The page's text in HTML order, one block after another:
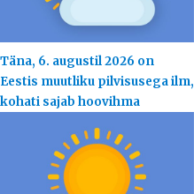
Täna, 6. augustil 2026 on
Eestis muutliku pilvisusega ilm,
kohati sajab hoovihma